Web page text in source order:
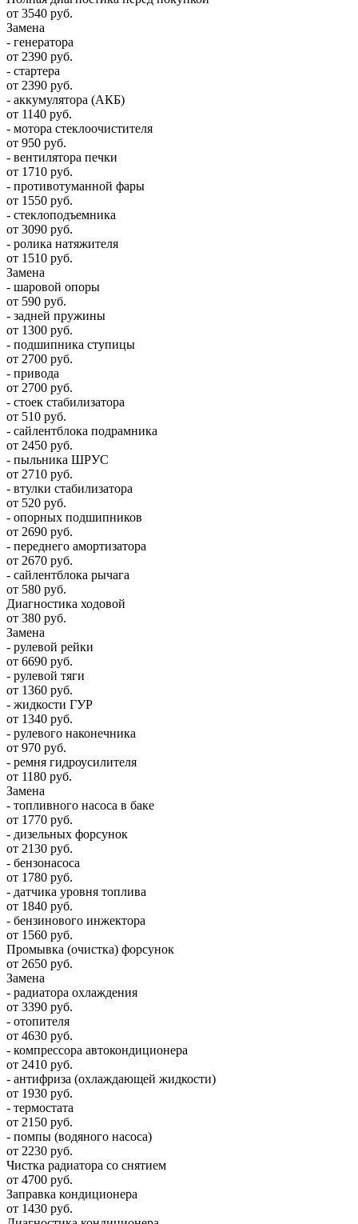
от 3540 руб.
Замена
- генератора
от 2390 руб.
- стартера
от 2390 руб.
- аккумулятора (АКБ)
от 1140 руб.
- мотора стеклоочистителя
от 950 руб.
- вентилятора печки
от 1710 руб.
- противотуманной фары
от 1550 руб.
- стеклоподъемника
от 3090 руб.
- ролика натяжителя
от 1510 руб.
Замена
- шаровой опоры
от 590 руб.
- задней пружины
от 1300 руб.
- подшипника ступицы
от 2700 руб.
- привода
от 2700 руб.
- стоек стабилизатора
от 510 руб.
- сайлентблока подрамника
от 2450 руб.
- пыльника ШРУС
от 2710 руб.
- втулки стабилизатора
от 520 руб.
- опорных подшипников
от 2690 руб.
- переднего амортизатора
от 2670 руб.
- сайлентблока рычага
от 580 руб.
Диагностика ходовой
от 380 руб.
Замена
- рулевой рейки
от 6690 руб.
- рулевой тяги
от 1360 руб.
- жидкости ГУР
от 1340 руб.
- рулевого наконечника
от 970 руб.
- ремня гидроусилителя
от 1180 руб.
Замена
- топливного насоса в баке
от 1770 руб.
- дизельных форсунок
от 2130 руб.
- бензонасоса
от 1780 руб.
- датчика уровня топлива
от 1840 руб.
- бензинового инжектора
от 1560 руб.
Промывка (очистка) форсунок
от 2650 руб.
Замена
- радиатора охлаждения
от 3390 руб.
- отопителя
от 4630 руб.
- компрессора автокондиционера
от 2410 руб.
- антифриза (охлаждающей жидкости)
от 1930 руб.
- термостата
от 2150 руб.
- помпы (водяного насоса)
от 2230 руб.
Чистка радиатора со снятием
от 4700 руб.
Заправка кондиционера
от 1430 руб.